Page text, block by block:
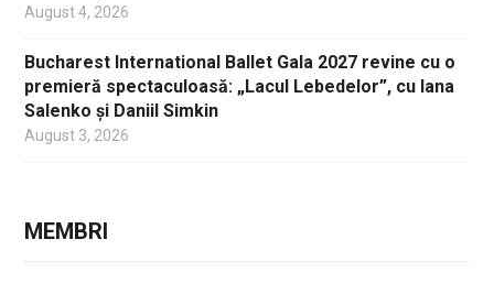
August 4, 2026
Bucharest International Ballet Gala 2027 revine cu o
premieră spectaculoasă: „Lacul Lebedelor”, cu Iana
Salenko și Daniil Simkin
August 3, 2026
MEMBRI